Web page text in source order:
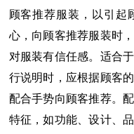
顾客推荐服装，以引起
心，向顾客推荐服装时
对服装有信任感。适合
行说明时，应根据顾客
配合手势向顾客推荐。
特征，如功能、设计、